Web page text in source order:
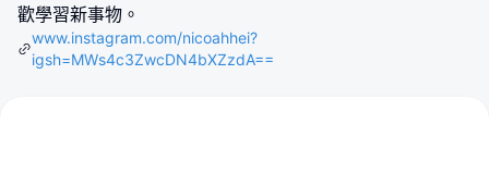
歡學習新事物。
www.instagram.com/nicoahhei?
igsh=MWs4c3ZwcDN4bXZzdA==